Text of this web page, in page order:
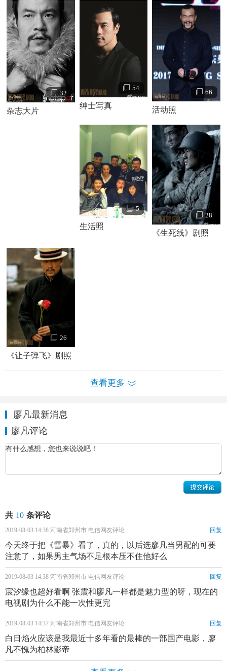
恋多年感情一直很稳定。
廖凡在拍摄期间电影《建党伟业》期间受伤 ，肩膀植12
根钢钉。
廖凡个人资料简介 廖凡和霍昕合照
1997年，廖凡毕业于上海戏剧学院。后参演《半生
缘》、《恋爱的犀牛》等话剧，磨练了他的演技。
2004年，廖凡主演电影《绿帽子》，并凭借该片获得
2005年第十八届新加坡国际电影节最佳男演员奖。
2008年，廖凡主演电影《一半是海水一半是火焰》。在
这部根据王朔同名小说改编的电影里扮演一位“坏到极致、混
到极致”的皮条客。并凭借该电影获得第45届台湾电影金马奖
最佳男主角提名。
剧《生死线》欧阳山川一角，饰演电视剧《谍影重重之上
2010年，参演
老三。
2011年，廖凡参演电影《建党伟业》，饰演大将军朱
演David。
2013年11月，在电视剧《我们这拨人》扮演王大亮。
2014年2月16日凌晨，廖凡凭借《白日焰火》获第64届柏
林电影节最佳男演员奖。
2015年出演电影《师父》。同时与汤唯、苏岩主演的爱
情喜剧电影《命中注定》将于7月24日上映。
2016年，出演电影《心理罪》。
2018年4月28日，与 胡歌、桂纶镁、万茜合作出演由刁亦
男执导的电影《
32
杂志大片
54
绅士写真
66
活动照
5
生活照
28
《生死线》剧照
26
《让子弹飞》剧照
查看更多
廖凡最新消息
廖凡评论
共 10 条评论
2019-08-03 14:38 河南省郑州市 电信网友评论 回复
今天终于把《雪暴》看了，真的，以后选廖凡当男配的可要
注意了，如果男主气场不足根本压不住他好么
2019-08-03 14:38 河南省郑州市 电信网友评论 回复
宸汐缘也超好看啊 张震和廖凡一样都是魅力型的呀，现在的
电视剧为什么不能一次性更完
2019-08-03 14:37 河南省郑州市 电信网友评论 回复
白日焰火应该是我最近十多年看的最棒的一部国产电影，廖
凡不愧为柏林影帝